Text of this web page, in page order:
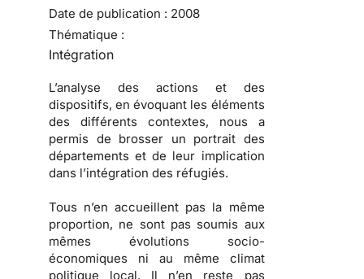
Date de publication : 2008
Thématique :
Intégration
L’analyse des actions et des
dispositifs, en évoquant les éléments
des différents contextes, nous a
permis de brosser un portrait des
départementset de leur implication
dans l’intégration des réfugiés.
Tous n’en accueillent pas la même
proportion, ne sont pas soumis aux
mêmes évolutions socio-
économiques ni au même climat
politique local. Il n’en reste pas